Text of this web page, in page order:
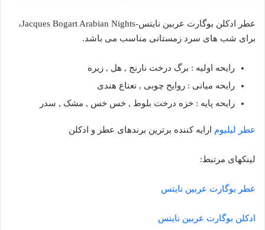
عطر ادکلن بوگارت عربین نایتس-Jacques Bogart Arabian Nights،
برای شب های سرد زمستانی مناسب می باشد.
رایحه اولیه : برگ درخت نارنج , هل , زیره
رایحه میانی : روایح چوبی , نعناع هندی
رایحه پایه : خزه درخت بلوط , خس خس , مشک , سدر
عطر لیلیوم ارایه کننده برترین برندهای عطر و ادکلن
لینکهای مرتبط:
عطر بوگارت عربین نایتس
ادکلن بوگارت عربین نایتس